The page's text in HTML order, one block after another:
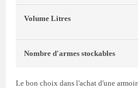
Volume Litres
Nombre d'armes stockables
Le bon choix dans l'achat d'une